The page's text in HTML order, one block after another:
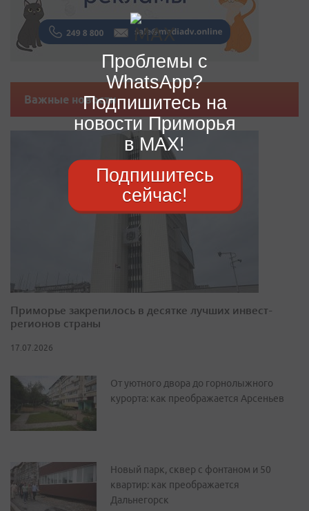
Важные новости
Приморье закрепилось в десятке лучших инвест-
регионов страны
17.07.2026
От уютного двора до горнолыжного
курорта: как преображается Арсеньев
Новый парк, сквер с фонтаном и 50
квартир: как преображается
Дальнегорск
Проблемы с
WhatsApp?
Подпишитесь на
новости Приморья
в MAX!
Подпишитесь
сейчас!